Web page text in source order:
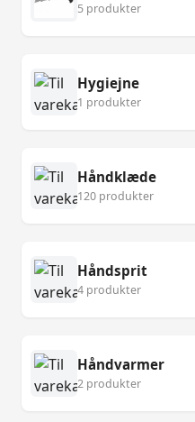
5 produkter
Hygiejne
1 produkter
Håndklæde
120 produkter
Håndsprit
4 produkter
Håndvarmer
2 produkter